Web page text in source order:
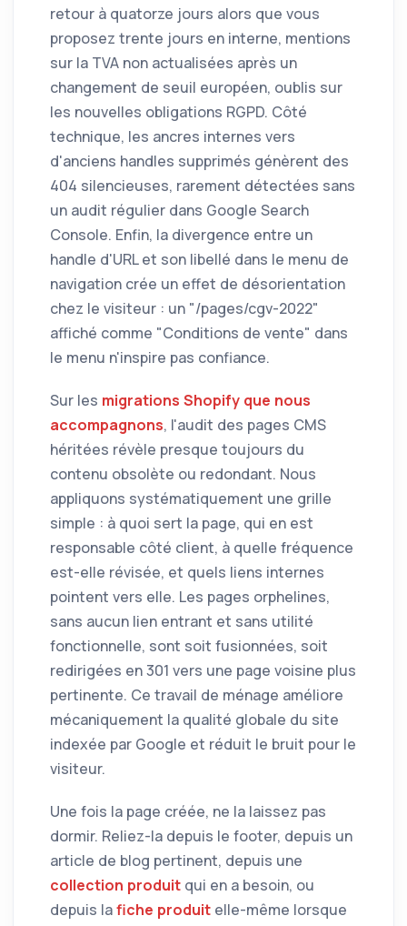
retour à quatorze jours alors que vous
proposez trente jours en interne, mentions
sur la TVA non actualisées après un
changement de seuil européen, oublis sur
les nouvelles obligations RGPD. Côté
technique, les ancres internes vers
d'anciens handles supprimés génèrent des
404 silencieuses, rarement détectées sans
un audit régulier dans Google Search
Console. Enfin, la divergence entre un
handle d'URL et son libellé dans le menu de
navigation crée un effet de désorientation
chez le visiteur : un "/pages/cgv-2022"
affiché comme "Conditions de vente" dans
le menu n'inspire pas confiance.
Sur les migrations Shopify que nous
accompagnons, l'audit des pages CMS
héritées révèle presque toujours du
contenu obsolète ou redondant. Nous
appliquons systématiquement une grille
simple : à quoi sert la page, qui en est
responsable côté client, à quelle fréquence
est-elle révisée, et quels liens internes
pointent vers elle. Les pages orphelines,
sans aucun lien entrant et sans utilité
fonctionnelle, sont soit fusionnées, soit
redirigées en 301 vers une page voisine plus
pertinente. Ce travail de ménage améliore
mécaniquement la qualité globale du site
indexée par Google et réduit le bruit pour le
visiteur.
Une fois la page créée, ne la laissez pas
dormir. Reliez-la depuis le footer, depuis un
article de blog pertinent, depuis une
collection produit qui en a besoin, ou
depuis lafiche produit elle-même lorsque